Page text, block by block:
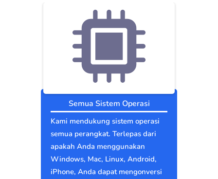
Semua Sistem Operasi
Kami mendukung sistem operasi
semua perangkat. Terlepas dari
apakah Anda menggunakan
Windows, Mac, Linux, Android,
iPhone, Anda dapat mengonversi